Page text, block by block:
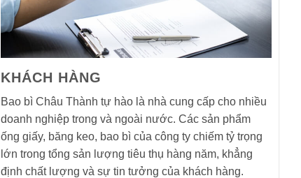
KHÁCH HÀNG
Bao bì Châu Thành tự hào là nhà cung cấp cho nhiều
doanh nghiệp trong và ngoài nước. Các sản phẩm
ống giấy, băng keo, bao bì của công ty chiếm tỷ trọng
lớn trong tổng sản lượng tiêu thụ hàng năm, khẳng
định chất lượng và sự tin tưởng của khách hàng.